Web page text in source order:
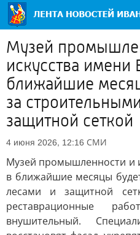
Музей
искусства имени
ближайшие
за
защитной сеткой
4 июня 2026, 12:16 СМИ
Музей промышленности и
в ближайшие месяцы
лесами и защитной
реставрационные
внушительный.